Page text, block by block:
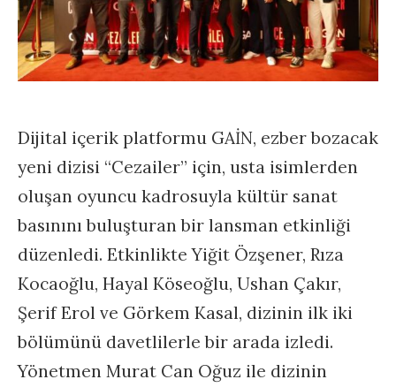
Dijital içerik platformu GAİN, ezber bozacak
yeni dizisi “Cezailer” için, usta isimlerden
oluşan oyuncu kadrosuyla kültür sanat
basınını buluşturan bir lansman etkinliği
düzenledi. Etkinlikte Yiğit Özşener, Rıza
Kocaoğlu, Hayal Köseoğlu, Ushan Çakır,
Şerif Erol ve Görkem Kasal, dizinin ilk iki
bölümünü davetlilerle bir arada izledi.
Yönetmen Murat Can Oğuz ile dizinin